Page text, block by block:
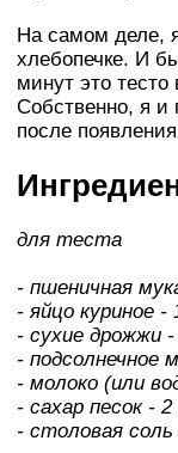
На самом деле,
хлебопечке. И
минут это
Собственно, я и
после появления
для теста
- пшеничная
- яйцо куриное
- сухие дрожжи -
- подсолнечное
- молоко (или
- сахар песок -
- столовая соль